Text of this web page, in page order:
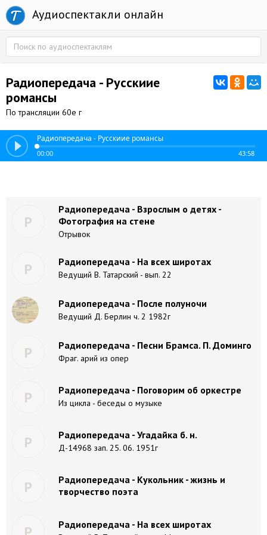
Аудиоспектакли онлайн
Радиопередача - Русскиие
романсы
По трансляции 60е г
Радиопередача - Русскиие романсы
00:00 43:58
Р
Радиопередача - Взрослым о детях -
Фотография на стене
Отрывок
Р Радиопередача - На всех широтах
Ведущий В. Татарский - вып. 22
Радиопередача - После полуночи
Ведущий Д. Берлин ч. 2 1982г
Р Радиопередача - Песни Брамса. П. Доминго
Фраг. арий из опер
Р Радиопередача - Поговорим об оркестре
Из цикла - беседы о музыке
Р Радиопередача - Угадайка б. н.
Д-14968 зап. 25. 06. 1951г
Р
Радиопередача - Кукольник - жизнь и
творчество поэта
Радиопередача - На всех широтах